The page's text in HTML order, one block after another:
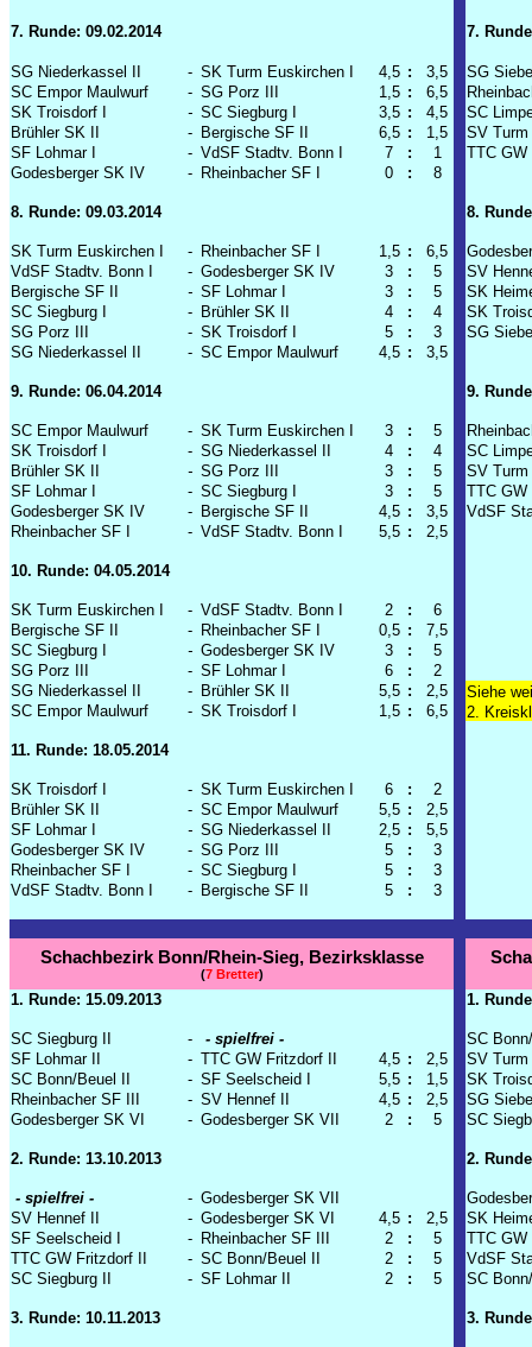
7. Runde: 09.02.2014 7.
SG Niederkassel II - SK Turm Euskirchen I 4,5 : 3,5
SG
SC Empor Maulwurf
- SG Porz III 1,5 : 6,5
SK Troisdorf I
- SC Siegburg I 3,5 : 4,5
SC
Brühler SK II
- Bergische SF II 6,5 : 1,5
SV
SF Lohmar I
- VdSF Stadtv. Bonn I 7 : 1
TTC
Godesberger SK IV
- Rheinbacher SF I 0 : 8
8. Runde: 09.03.2014 8.
SK Turm Euskirchen I - Rheinbacher SF I 1,5 : 6,5
VdSF Stadtv. Bonn I
- Godesberger SK IV 3 : 5
SV
Bergische SF II
- SF Lohmar I 3 : 5
SK
SC Siegburg I
- Brühler SK II 4 : 4
SK
SG Porz III
- SK Troisdorf I 5 : 3
SG
SG Niederkassel II
- SC Empor Maulwurf 4,5 : 3,5
9. Runde: 06.04.2014 9.
SC Empor Maulwurf - SK Turm Euskirchen I 3 : 5
SK Troisdorf I
- SG Niederkassel II 4 : 4
SC
Brühler SK II
- SG Porz III 3 : 5
SV
SF Lohmar I
- SC Siegburg I 3 : 5
TTC
Godesberger SK IV
- Bergische SF II 4,5 : 3,5
VdSF
Rheinbacher SF I
- VdSF Stadtv. Bonn I 5,5 : 2,5
10. Runde: 04.05.2014
SK Turm Euskirchen I - VdSF Stadtv. Bonn I 2 :
6
Bergische SF II
- Rheinbacher SF I 0,5 :
7,5
SC Siegburg I
- Godesberger SK IV 3 :
5
SG Porz III
- SF Lohmar I 6 :
2
SG Niederkassel II
- Brühler SK II 5,5 : 2,5
Siehe
SC Empor Maulwurf
- SK Troisdorf I 1,5 : 6,5 2.
11. Runde: 18.05.2014
SK Troisdorf I - SK Turm Euskirchen I 6 :
2
Brühler SK II
- SC Empor Maulwurf 5,5 :
2,5
SF Lohmar I
- SG Niederkassel II 2,5 :
5,5
Godesberger SK IV
- SG Porz III 5 :
3
Rheinbacher SF I
- SC Siegburg I 5 :
3
VdSF Stadtv. Bonn I
- Bergische SF II 5 : 3
Schachbezirk Bonn/Rhein-Sieg, Bezirksklasse
(7 Bretter)
1. Runde: 15.09.2013 1.
SC Siegburg II - - spielfrei -
SC
SF Lohmar II
- TTC GW Fritzdorf II 4,5 : 2,5
SV
SC Bonn/Beuel II
- SF Seelscheid I 5,5 : 1,5
SK
Rheinbacher SF III
- SV Hennef II 4,5 : 2,5
SG
Godesberger SK VI
- Godesberger SK VII 2 : 5 SC
2. Runde: 13.10.2013 2.
- spielfrei - - Godesberger SK VII
SV Hennef II
- Godesberger SK VI 4,5 : 2,5
SK
SF Seelscheid I
- Rheinbacher SF III 2 : 5
TTC
TTC GW Fritzdorf II
- SC Bonn/Beuel II 2 : 5
VdSF
SC Siegburg II
- SF Lohmar II 2 : 5 SC
3. Runde: 10.11.2013 3.